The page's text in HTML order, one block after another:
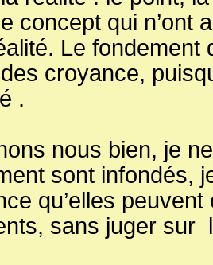
concept qui n’ont
Le fondement
croyance,
.
nous bien, je
sont infondés,
qu’elles
sans juger sur